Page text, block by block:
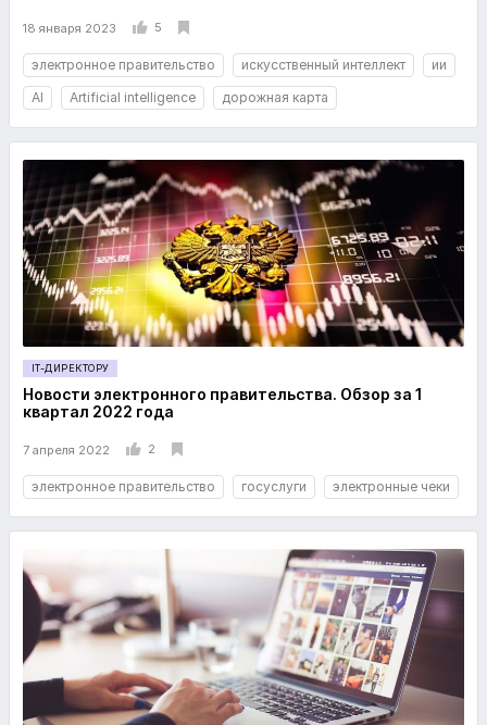
18 января 2023 5
электронное правительство искусственный интеллект
ии
AI
Artificial intelligence дорожная карта
IT-ДИРЕКТОРУ
Новости электронного правительства. Обзор за 1
квартал 2022 года
7 апреля 2022 2
электронное правительство госуслуги электронные чеки